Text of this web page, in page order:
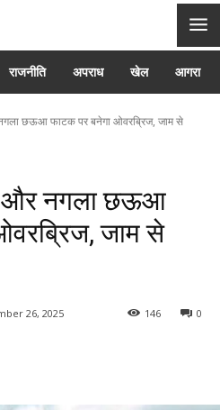
राजनीति अपराध खेल आगरा
छऊआ फाटक पर बनेगा ओवरब्रिज, जाम से
और नगला छऊआ
जाम से
26, 2025 0
146